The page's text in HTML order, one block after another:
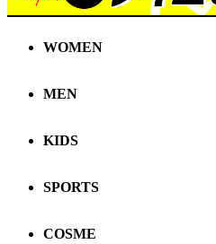
WOMEN
MEN
KIDS
SPORTS
COSME